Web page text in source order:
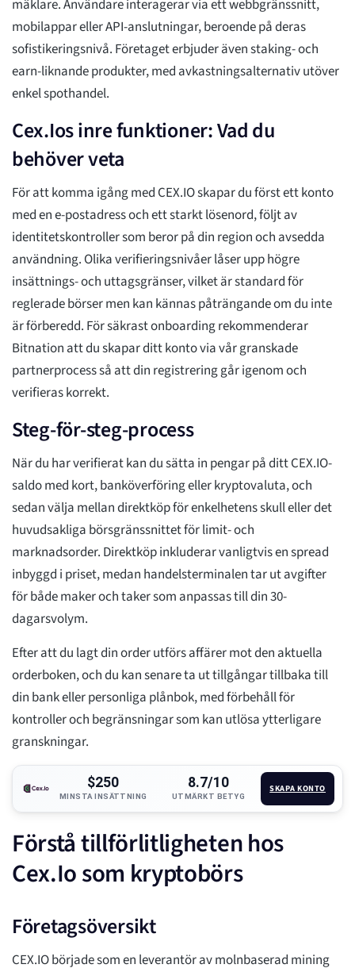
mäklare. Användare interagerar via ett webbgränssnitt,
mobilappar eller API-anslutningar, beroende på deras
sofistikeringsnivå. Företaget erbjuder även staking- och
earn-liknande produkter, med avkastningsalternativ utöver
enkel spothandel.
Cex.Ios inre funktioner: Vad du
behöver veta
För att komma igång med CEX.IO skapar du först ett konto
med en e-postadress och ett starkt lösenord, följt av
identitetskontroller som beror på din region och avsedda
användning. Olika verifieringsnivåer låser upp högre
insättnings- och uttagsgränser, vilket är standard för
reglerade börser men kan kännas påträngande om du inte
är förberedd. För säkrast onboarding rekommenderar
Bitnation att du skapar ditt konto via vår granskade
partnerprocess så att din registrering går igenom och
verifieras korrekt.
Steg-för-steg-process
När du har verifierat kan du sätta in pengar på ditt CEX.IO-
saldo med kort, banköverföring eller kryptovaluta, och
sedan välja mellan direktköp för enkelhetens skull eller det
huvudsakliga börsgränssnittet för limit- och
marknadsorder. Direktköp inkluderar vanligtvis en spread
inbyggd i priset, medan handelsterminalen tar ut avgifter
för både maker och taker som anpassas till din 30-
dagarsvolym.
Efter att du lagt din order utförs affärer mot den aktuella
orderboken, och du kan senare ta ut tillgångar tillbaka till
din bank eller personliga plånbok, med förbehåll för
kontroller och begränsningar som kan utlösa ytterligare
granskningar.
$250
MINSTA INSÄTTNING
8.7/10
UTMÄRKT BETYG
SKAPA KONTO
Förstå tillförlitligheten hos
Cex.Io som kryptobörs
Företagsöversikt
CEX.IO började som en leverantör av molnbaserad mining